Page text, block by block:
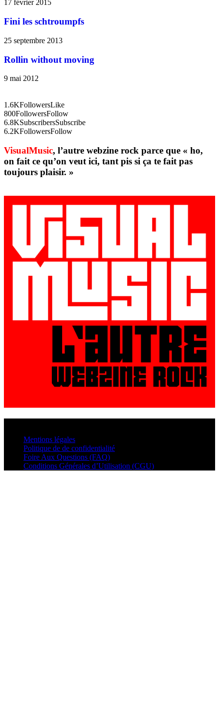
17 février 2015
Fini les schtroumpfs
25 septembre 2013
Rollin without moving
9 mai 2012
1.6KFollowersLike
800FollowersFollow
6.8KSubscribersSubscribe
6.2KFollowersFollow
VisualMusic, l’autre webzine rock parce que « ho,
on fait ce qu’on veut ici, tant pis si ça te fait pas
toujours plaisir. »
Mentions légales
Politique de de confidentialité
Foire Aux Questions (FAQ)
Conditions Générales d’Utilisation (CGU)